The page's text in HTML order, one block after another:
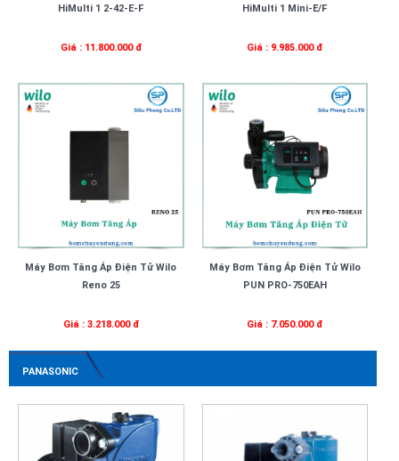
HiMulti 1 2-42-E-F
Giá : 11.800.000 đ
HiMulti 1 Mini-E/F
Giá : 9.985.000 đ
Máy Bơm Tăng Áp Điện Tử Wilo
Reno 25
Giá : 3.218.000 đ
Máy Bơm Tăng Áp Điện Tử Wilo
PUN PRO-750EAH
Giá : 7.050.000 đ
PANASONIC